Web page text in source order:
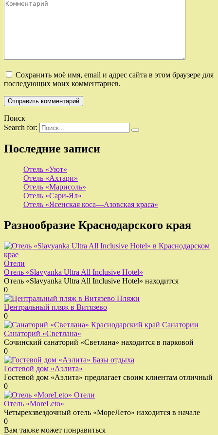
Сохранить моё имя, email и адрес сайта в этом браузере для
последующих моих комментариев.
Поиск
Search for:
Последние записи
Отель «Уют»
Отель «Ахтари»
Отель «Марисоль»
Отель «Сари-Ял»
Отель «Ясенская коса—Азовская краса»
Разнообразие Краснодарского края
Отели
Отель «Slavyanka Ultra All Inclusive Hotel»
Отель «Slavyanka Ultra All Inclusive Hotel» находится
0
Пляжи
Центральный пляж в Витязево
0
Санатории
Санаторий «Светлана»
Сочинский санаторий «Светлана» находится в парковой
0
Базы отдыха
Гостевой дом «Аэлита»
Гостевой дом «Аэлита» предлагает своим клиентам отличный
0
Отели
Отель «MoreLeto»
Четырехзвездочный отель «МореЛето» находится в начале
0
Вам также может понравиться